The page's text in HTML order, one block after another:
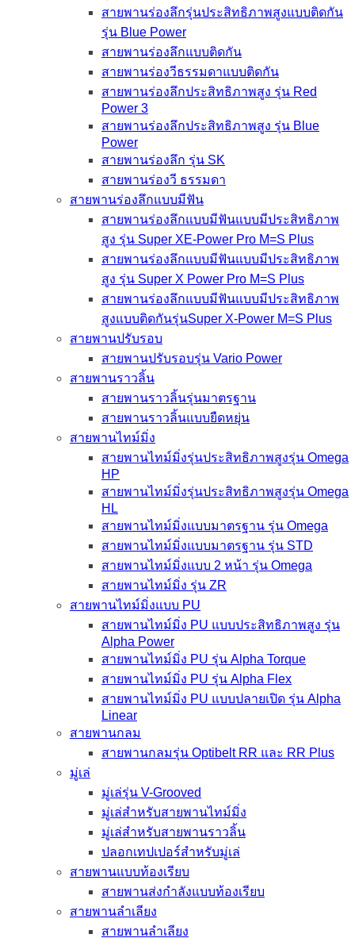
สายพานร่องลึกรุ่นประสิทธิภาพสูงแบบติดกัน
รุ่น Blue Power
สายพานร่องลึกแบบติดกัน
สายพานร่องวีธรรมดาแบบติดกัน
สายพานร่องลึกประสิทธิภาพสูง รุ่น Red
Power 3
สายพานร่องลึกประสิทธิภาพสูง รุ่น Blue
Power
สายพานร่องลึก รุ่น SK
สายพานร่องวี ธรรมดา
สายพานร่องลึกแบบมีฟัน
สายพานร่องลึกแบบมีฟันแบบมีประสิทธิภาพ
สูง รุ่น Super XE-Power Pro M=S Plus
สายพานร่องลึกแบบมีฟันแบบมีประสิทธิภาพ
สูง รุ่น Super X Power Pro M=S Plus
สายพานร่องลึกแบบมีฟันแบบมีประสิทธิภาพ
สูงแบบติดกันรุ่นSuper X-Power M=S Plus
สายพานปรับรอบ
สายพานปรับรอบรุ่น Vario Power
สายพานราวลิ้น
สายพานราวลิ้นรุ่นมาตรฐาน
สายพานราวลิ้นแบบยืดหยุ่น
สายพานไทม์มิ่ง
สายพานไทม์มิ่งรุ่นประสิทธิภาพสูงรุ่น Omega
HP
สายพานไทม์มิ่งรุ่นประสิทธิภาพสูงรุ่น Omega
HL
สายพานไทม์มิ่งแบบมาตรฐาน รุ่น Omega
สายพานไทม์มิ่งแบบมาตรฐาน รุ่น STD
สายพานไทม์มิ่งแบบ 2 หน้า รุ่น Omega
สายพานไทม์มิ่ง รุ่น ZR
สายพานไทม์มิ่งแบบ PU
สายพานไทม์มิ่ง PU แบบประสิทธิภาพสูง รุ่น
Alpha Power
สายพานไทม์มิ่ง PU รุ่น Alpha Torque
สายพานไทม์มิ่ง PU รุ่น Alpha Flex
สายพานไทม์มิ่ง PU แบบปลายเปิด รุ่น Alpha
Linear
สายพานกลม
สายพานกลมรุ่น Optibelt RR และ RR Plus
มู่เล่
มู่เล่รุ่น V-Grooved
มู่เล่สำหรับสายพานไทม์มิ่ง
มู่เล่สำหรับสายพานราวลิ้น
ปลอกเทปเปอร์สำหรับมู่เล่
สายพานแบบท้องเรียบ
สายพานส่งกำลังแบบท้องเรียบ
สายพานลำเลียง
สายพานลำเลียง